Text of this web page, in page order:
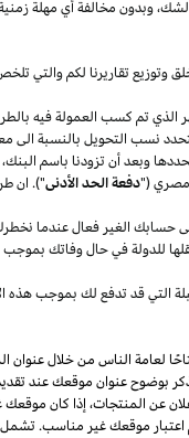
وبدون مخالفة أي مهلة
وتوزيع تقاريرنا لكم والتي
الخاص في العملة الأساسية لموقع أمازون خلال 60 يوما
نسب التحويل بالنسبة الى
وبعد أن تزودنا باسم البنك،
مصري("دفعة الحد الأدنى")
. ان
حسابك الغير فعالعندما
للدولة في حال وفاتك بموجب
التي قد تدفع لك بموجب هذه
لعامة الناس من خلال
بوضوح عنوان موقعك عند
عن المنتجات، إذا كان
موقعك غير مناسب. تشمل